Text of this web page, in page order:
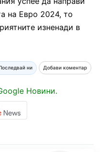
на Евро 2024, то
изненади в
ни Добави коментар
Новини.